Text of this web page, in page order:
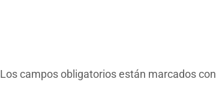
Los campos obligatorios están marcados con